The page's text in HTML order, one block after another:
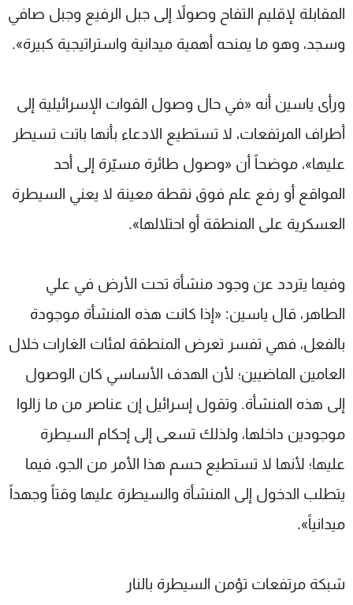
المقابلة لإقليم التفاح وصولاً إلى جبل الرفيع وجبل صافي
وسجد، وهو ما يمنحه أهمية ميدانية واستراتيجية كبيرة».
ورأى ياسين أنه «في حال وصول القوات الإسرائيلية إلى
أطراف المرتفعات، لا تستطيع الادعاء بأنها باتت تسيطر
عليها»، موضحاً أن «وصول طائرة مسيّرة إلى أحد
المواقع أو رفع علم فوق نقطة معينة لا يعني السيطرة
العسكرية على المنطقة أو احتلالها».
وفيما يتردد عن وجود منشأة تحت الأرض في علي
الطاهر، قال ياسين: «إذا كانت هذه المنشأة موجودة
بالفعل، فهي تفسر تعرض المنطقة لمئات الغارات خلال
العامين الماضيين؛ لأن الهدف الأساسي كان الوصول
إلى هذه المنشأة. وتقول إسرائيل إن عناصر من ما زالوا
موجودين داخلها، ولذلك تسعى إلى إحكام السيطرة
عليها؛ لأنها لا تستطيع حسم هذا الأمر من الجو، فيما
يتطلب الدخول إلى المنشأة والسيطرة عليها وقتاً وجهداً
ميدانياً».
شبكة مرتفعات تؤمن السيطرة بالنار